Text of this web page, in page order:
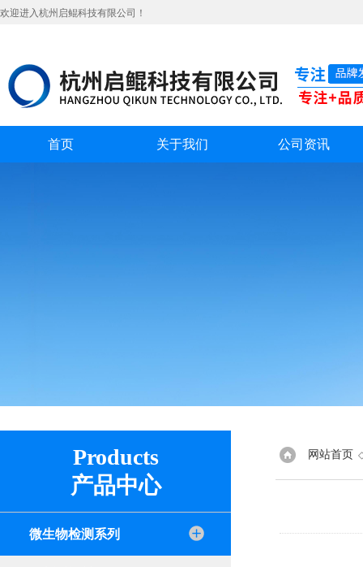
欢迎进入杭州启鲲科技有限公司！
首页 关于我们 公司资讯
Products
产品中心
微生物检测系列
网站首页